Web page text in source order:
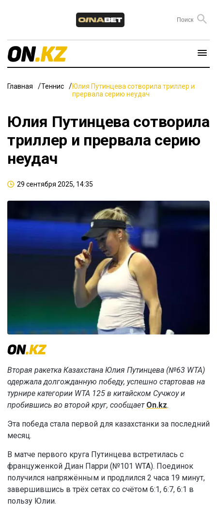
Главная Теннис
Юлия Путинцева сотворила триллер и
прервала серию неудач
Юлия Путинцева сотворила
триллер и прервала серию
неудач
29 сентября 2025, 14:35
Вторая ракетка Казахстана Юлия Путинцева (№63 WTA)
одержала долгожданную победу, успешно стартовав на
турнире категории WTA 125 в китайском Сучжоу и
пробившись во второй круг, сообщает On.kz.
Эта победа стала первой для казахстанки за последний
месяц.
В матче первого круга Путинцева встретилась с
француженкой Диан Парри (№101 WTA). Поединок
получился напряжённым и продлился 2 часа 19 минут,
завершившись в трёх сетах со счётом 6:1, 6:7, 6:1 в
пользу Юлии.